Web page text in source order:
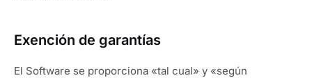
Exención de garantías
El Software se proporciona «tal cual» y «según